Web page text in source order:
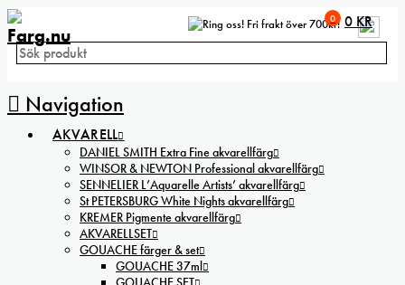
Fri frakt över 700kr!
Navigation
0 0 KR
AKVARELL
DANIEL SMITH Extra Fine akvarellfärg
WINSOR & NEWTON Professional akvarellfärg
SENNELIER L’Aquarelle Artists’ akvarellfärg
St PETERSBURG White Nights akvarellfärg
KREMER Pigmente akvarellfärg
AKVARELLSET
GOUACHE färger & set
GOUACHE 37ml